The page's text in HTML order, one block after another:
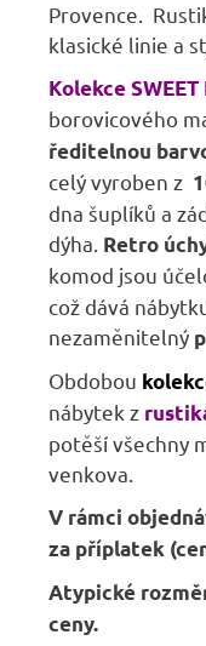
Provence.
klasické linie a
Kolekce SWEET
borovicového
ředitelnou
celý vyroben z
dna šuplíků a
dýha. Retro
komod jsou
což dává
nezaměnitelný
Obdobou
nábytek z
potěší všechny
venkova.
V rámci
za příplatek
Atypické
ceny.